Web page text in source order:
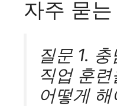
자주 묻
질문 1.
직업 훈
어떻게